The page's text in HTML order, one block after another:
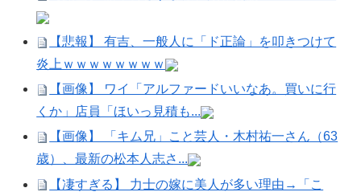
【悲報】 有吉、一般人に「ド正論」を叩きつけて
炎上ｗｗｗｗｗｗｗｗ
【画像】 ワイ「アルファードいいなあ。買いに行
くか」店員「ほいっ見積も...
【画像】 「キム兄」こと芸人・木村祐一さん（63
歳）、最新の松本人志さ...
【凄すぎる】 力士の嫁に美人が多い理由→「こ